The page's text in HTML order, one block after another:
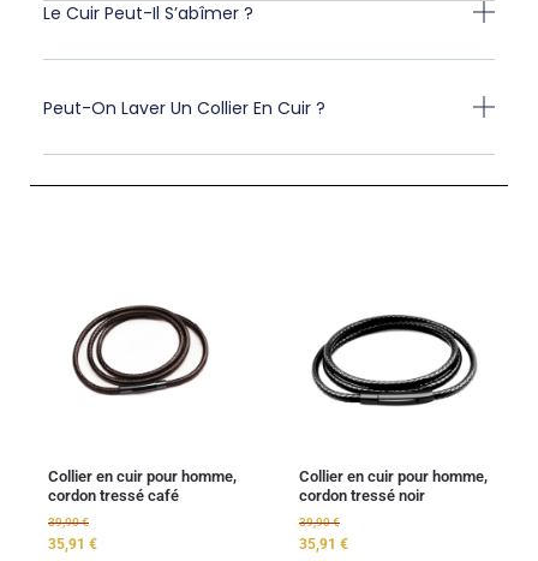
Le Cuir Peut-Il S’abîmer ?
Peut-On Laver Un Collier En Cuir ?
Collier en cuir pour homme,
cordon tressé café
39,90€
35,91 €
Collier en cuir pour homme,
cordon tressé noir
39,90€
35,91 €